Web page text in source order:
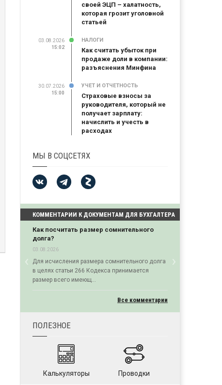
своей ЭЦП – халатность,
которая грозит уголовной
статьей
03.08.2026
15:02
НАЛОГИ
Как считать убыток при
продаже доли в компании:
разъяснения Минфина
30.07.2026
15:00
УЧЕТ И ОТЧЕТНОСТЬ
Страховые взносы за
руководителя, который не
получает зарплату:
начислить и учесть в
расходах
МЫ В СОЦСЕТЯХ
КОММЕНТАРИИ К ДОКУМЕНТАМ ДЛЯ БУХГАЛТЕРА
Как посчитать размер сомнительного
долга?
03.08.2026
Для исчисления размера сомнительного долга
в целях статьи 266 Кодекса принимается
размер всего имеющ...
‹Previous ›Next
Все комментарии
ПОЛЕЗНОЕ
Калькуляторы Проводки